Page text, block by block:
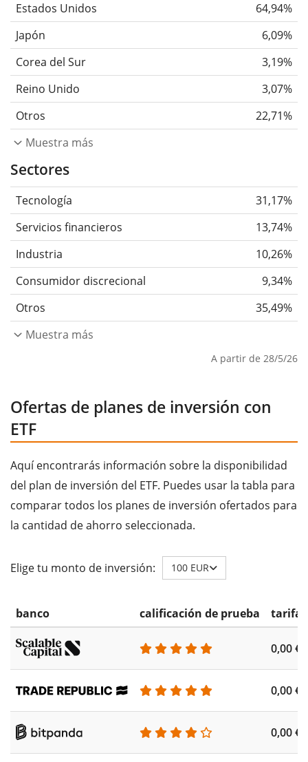
Estados Unidos
64,94%
Japón
6,09%
Corea del Sur
3,19%
Reino Unido
3,07%
Otros
22,71%
Muestra más
Sectores
Tecnología
31,17%
Servicios financieros
13,74%
Industria
10,26%
Consumidor discrecional
9,34%
Otros
35,49%
Muestra más
A partir de 28/5/26
Ofertas de planes de inversión con
ETF
Aquí encontrarás información sobre la disponibilidad
del plan de inversión del ETF. Puedes usar la tabla para
comparar todos los planes de inversión ofertados para
la cantidad de ahorro seleccionada.
Elige tu monto de inversión: 100 EUR
banco calificación de prueba tarifa
0,00 €
0,00 €
0,00 €